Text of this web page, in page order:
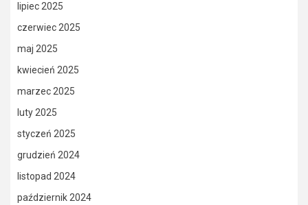
lipiec 2025
czerwiec 2025
maj 2025
kwiecień 2025
marzec 2025
luty 2025
styczeń 2025
grudzień 2024
listopad 2024
październik 2024